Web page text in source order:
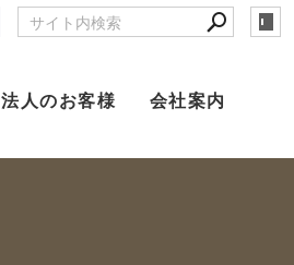
法人のお客様 会社案内